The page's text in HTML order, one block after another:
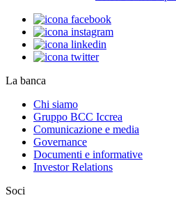
La banca
Chi siamo
Gruppo BCC Iccrea
Comunicazione e media
Governance
Documenti e informative
Investor Relations
Soci